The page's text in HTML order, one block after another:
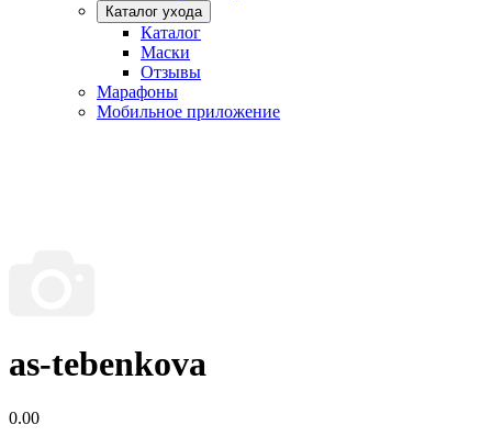
Каталог ухода
Каталог
Маски
Отзывы
Марафоны
Мобильное приложение
as-tebenkova
0.00